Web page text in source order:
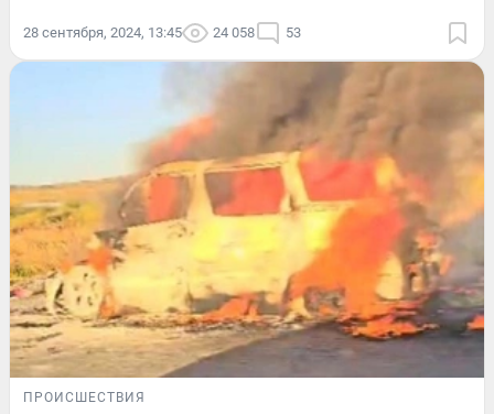
28 сентября, 2024, 13:45 24 058 53
ПРОИСШЕСТВИЯ